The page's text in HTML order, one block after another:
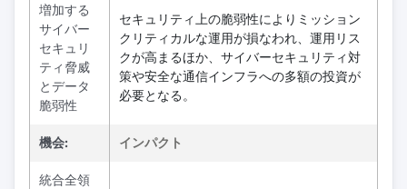
増加する
サイバー
セキュリ
ティ脅威
とデータ
脆弱性
セキュリティ上の脆弱性によりミッション
クリティカルな運用が損なわれ、運用リス
クが高まるほか、サイバーセキュリティ対
策や安全な通信インフラへの多額の投資が
必要となる。
機会: インパクト
統合全領